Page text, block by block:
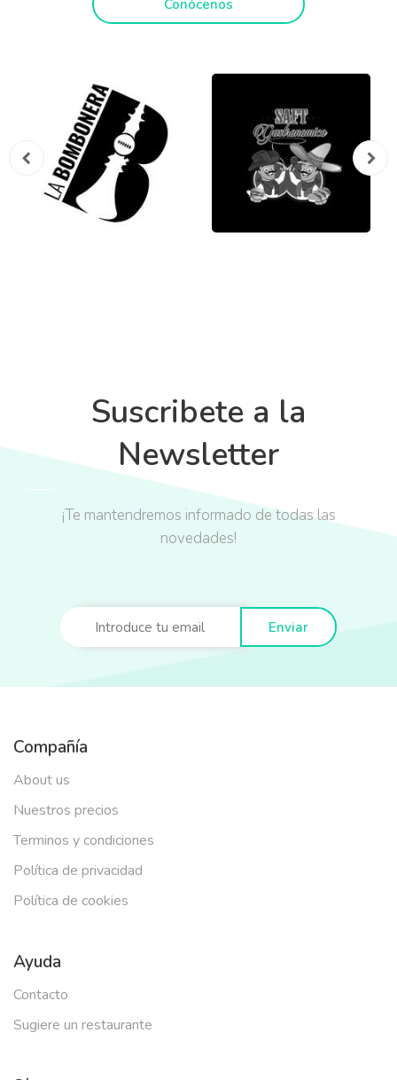
Conócenos
Suscribete a la
Newsletter
¡Te mantendremos informado de todas las
novedades!
Enviar
Compañía
About us
Nuestros precios
Terminos y condiciones
Política de privacidad
Política de cookies
Ayuda
Contacto
Sugiere un restaurante